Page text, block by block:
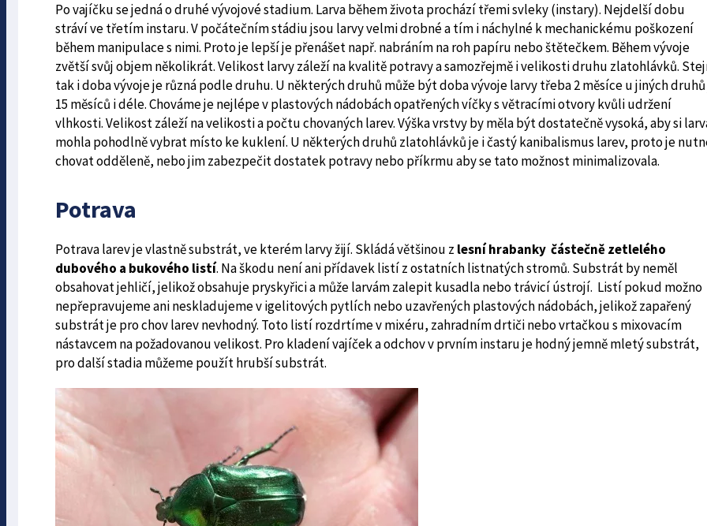
Po vajíčku se jedná o druhé vývojové stadium. Larva během života prochází třemi svleky (instary). Nejdelší dobu
stráví ve třetím instaru. V počátečním stádiu jsou larvy velmi drobné a tím i náchylné k mechanickému poškození
během manipulace s nimi. Proto je lepší je přenášet např. nabráním na roh papíru nebo štětečkem. Během vývoje
zvětší svůj objem několikrát. Velikost larvy záleží na kvalitě potravy a samozřejmě i velikosti druhu zlatohlávků.
tak i doba vývoje je různá podle druhu. U některých druhů může být doba vývoje larvy třeba 2 měsíce u jiných
15 měsíců i déle. Chováme je nejlépe v plastových nádobách opatřených víčky s větracími otvory kvůli udržení
vlhkosti. Velikost záleží na velikosti a počtu chovaných larev. Výška vrstvy by měla být dostatečně vysoká, aby si
mohla pohodlně vybrat místo ke kuklení. U některých druhů zlatohlávků je i častý kanibalismus larev, proto je
chovat odděleně, nebo jim zabezpečit dostatek potravy nebo příkrmu aby se tato možnost minimalizovala.
Potrava
Potrava larev je vlastně substrát, ve kterém larvy žijí. Skládá většinou z lesní hrabanky částečně zetlelého
dubového a bukového listí. Na škodu není ani přídavek listí z ostatních listnatých stromů. Substrát by neměl
obsahovat jehličí, jelikož obsahuje pryskyřici a může larvám zalepit kusadla nebo trávicí ústrojí. Listí pokud možno
nepřepravujeme ani neskladujeme v igelitových pytlích nebo uzavřených plastových nádobách, jelikož zapařený
substrát je pro chov larev nevhodný. Toto listí rozdrtíme v mixéru, zahradním drtiči nebo vrtačkou s mixovacím
nástavcem na požadovanou velikost. Pro kladení vajíček a odchov v prvním instaru je hodný jemně mletý substrát,
pro další stadia můžeme použít hrubší substrát.